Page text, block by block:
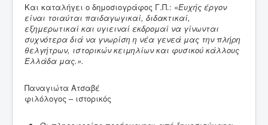
Και καταλήγει ο δημοσιογράφος Γ.Π.: «Ευχής έργον
είναι τοιαύται παιδαγωγικαί, διδακτικαί,
εξημερωτικαί και υγιειναί εκδρομαί να γίνωνται
συχνότερα διά να γνωρίση η νέα γενεά μας την πλήρη
θελγήτρων, ιστορικών κειμηλίων και φυσικού κάλλους
Ελλάδα μας.».
Παναγιώτα Ατσαβέ
φιλόλογος – ιστορικός